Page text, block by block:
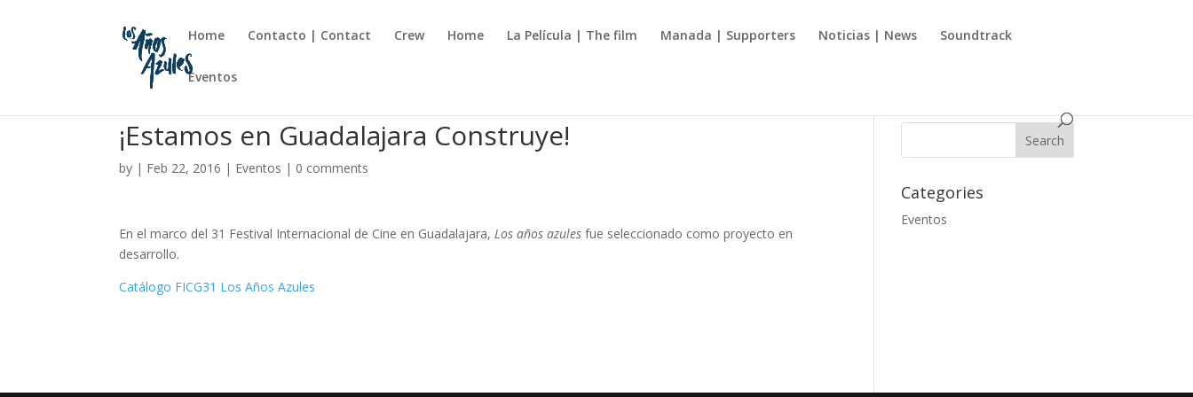
Home Contacto | Contact Crew Home La Película | The film Manada | Supporters Noticias | News Soundtrack
Eventos
¡Estamos en Guadalajara Construye!
by | Feb 22, 2016 | Eventos | 0 comments
En el marco del 31 Festival Internacional de Cine en Guadalajara, Los años azules fue seleccionado como proyecto en
desarrollo.
Catálogo FICG31 Los Años Azules
Categories
Eventos